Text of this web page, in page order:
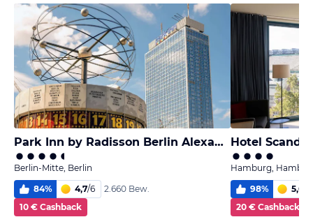
Park Inn by Radisson Berlin Alexanderplatz
Berlin-Mitte, Berlin
84% 4,7/6
2.660 Bew.
10 € Cashback
Hotel
Hamburg,
98% 5,6
20 € Cashback